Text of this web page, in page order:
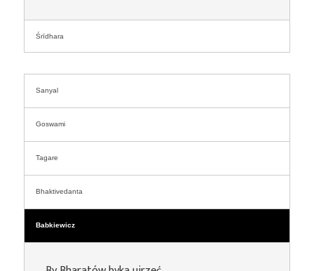
Śrīdhara
Sanyal
Goswami
Tagare
Bhaktivedanta
Babkiewicz